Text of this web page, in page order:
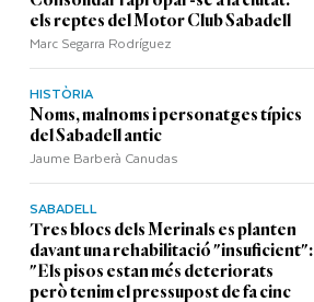
els reptes del Motor Club Sabadell
Marc Segarra Rodríguez
HISTÒRIA
Noms, malnoms i personatges típics
del Sabadell antic
Jaume Barberà Canudas
SABADELL
Tres blocs dels Merinals es planten
davant una rehabilitació "insuficient":
"Els pisos estan més deteriorats
però tenim el pressupost de fa cinc